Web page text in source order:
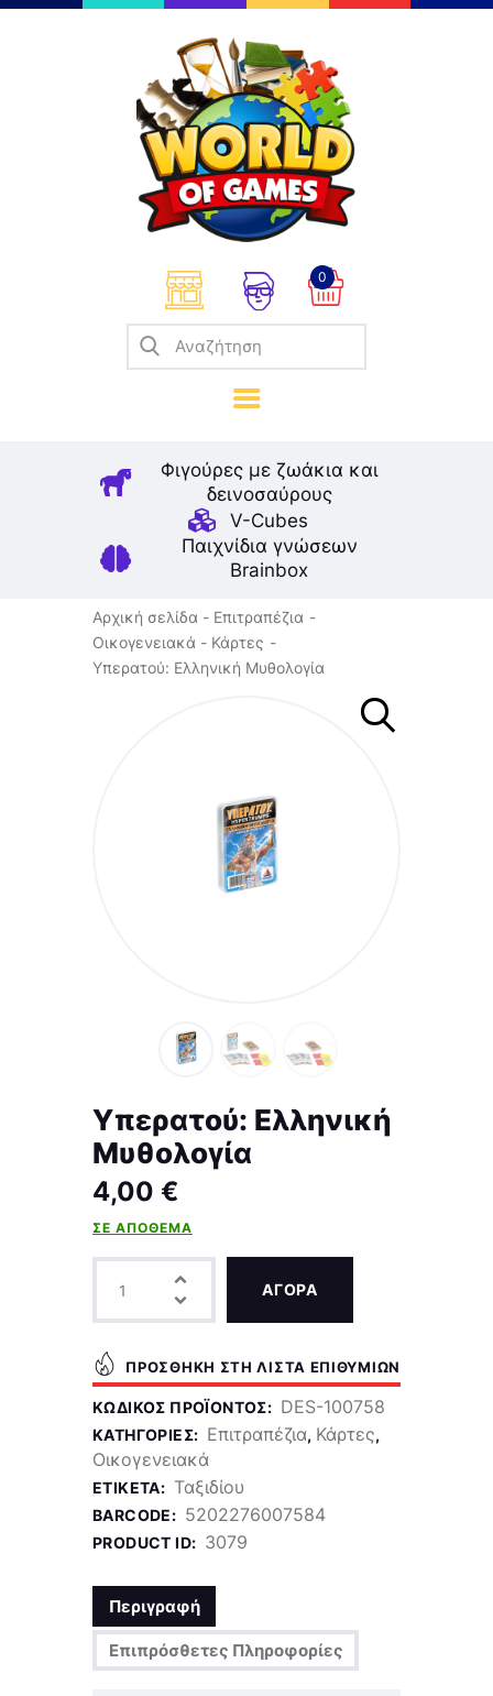
0
Φιγούρες με ζωάκια και
δεινοσαύρους
V-Cubes
Παιχνίδια γνώσεων
Brainbox
Επιτραπέζια
Παζλ
Παιχνίδια Καρτών
Σπαζοκεφαλιές
Κατασκευές
Καλλιτεχνικά
Μοντελισμός
Βιβλία
Παιχνίδια Ρόλων
Αρχική σελίδα
Επιτραπέζια
Οικογενειακά
Κάρτες
Υπερατού: Ελληνική Μυθολογία
Υπερατού: Ελληνική
Μυθολογία
4,00 €
ΣΕ ΑΠΌΘΕΜΑ
ΑΓΟΡΑ
ΠΡΟΣΘΉΚΗ ΣΤΗ ΛΊΣΤΑ ΕΠΙΘΥΜΙΏΝ
ΚΩΔΙΚΌΣ ΠΡΟΪΌΝΤΟΣ: DES-100758
ΚΑΤΗΓΟΡΊΕΣ: Επιτραπέζια, Κάρτες,
Οικογενειακά
ΕΤΙΚΈΤΑ: Ταξιδίου
BARCODE: 5202276007584
PRODUCT ID: 3079
Περιγραφή
Επιπρόσθετες Πληροφορίες